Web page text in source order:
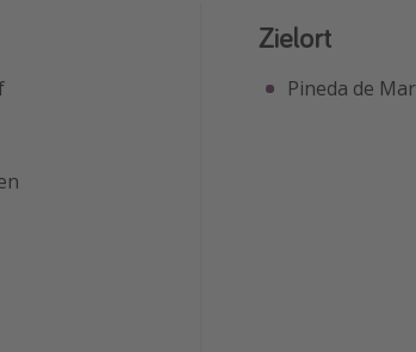
Zielort
Pineda de Mar